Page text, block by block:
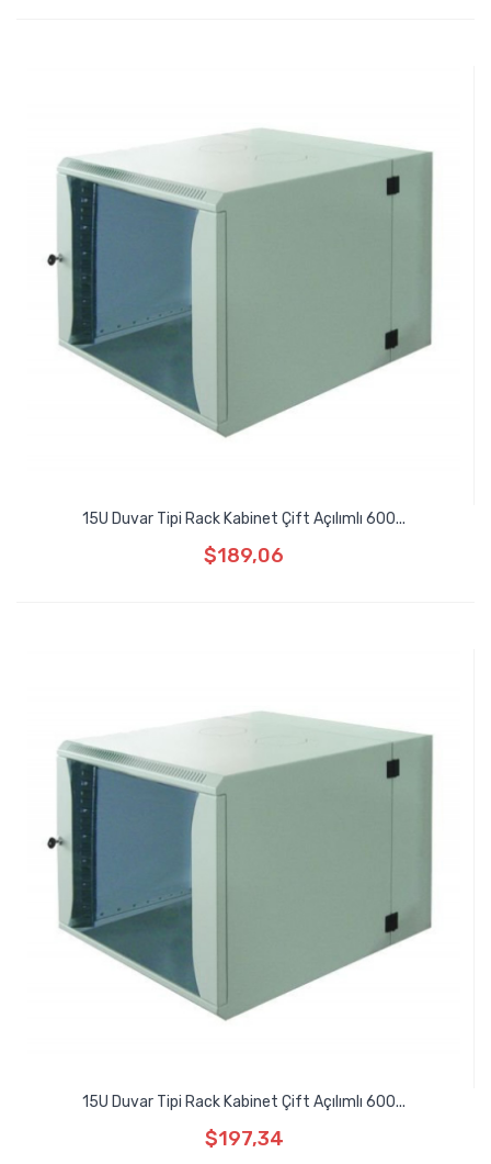
15U Duvar Tipi Rack Kabinet Çift Açılımlı 600...
$189,06
15U Duvar Tipi Rack Kabinet Çift Açılımlı 600...
$197,34